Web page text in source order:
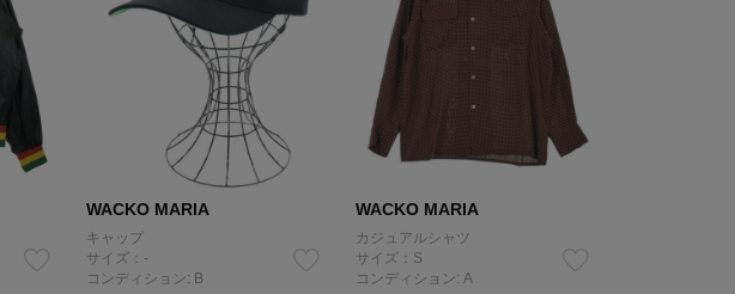
WACKO MARIA
キャップ
サイズ：-
コンディション: B
WACKO MARIA
カジュアルシャツ
サイズ：S
コンディション: A